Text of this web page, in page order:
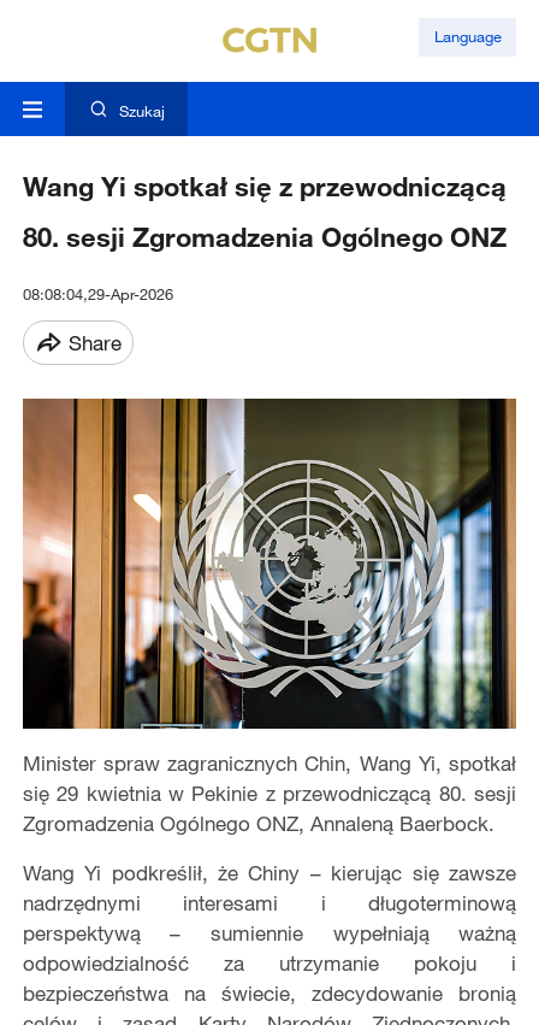
Language
Szukaj
Wang Yi spotkał się z przewodniczącą
80. sesji Zgromadzenia Ogólnego ONZ
08:08:04,29-Apr-2026
Share
Minister spraw zagranicznych Chin, Wang Yi, spotkał
się 29 kwietnia w Pekinie z przewodniczącą 80. sesji
Zgromadzenia Ogólnego ONZ, Annaleną Baerbock.
Wang Yi podkreślił, że Chiny – kierując się zawsze
nadrzędnymi interesami i długoterminową
perspektywą – sumiennie wypełniają ważną
odpowiedzialność za utrzymanie pokoju i
bezpieczeństwa na świecie, zdecydowanie bronią